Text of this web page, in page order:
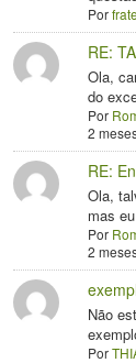
Por
RE:
Ola,
do
Por
2
RE:
Ola,
mas
Por
2
Não
Por